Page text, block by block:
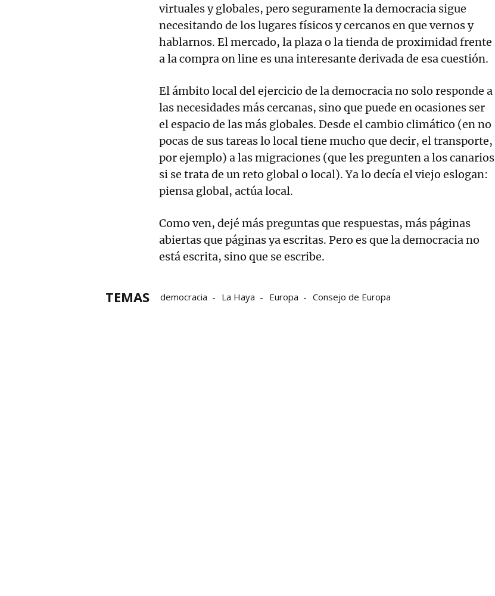
virtuales y globales, pero seguramente la democracia sigue
necesitando de los lugares físicos y cercanos en que vernos y
hablarnos. El mercado, la plaza o la tienda de proximidad frente
a la compra on line es una interesante derivada de esa cuestión.
El ámbito local del ejercicio de la democracia no solo responde a
las necesidades más cercanas, sino que puede en ocasiones ser
el espacio de las más globales. Desde el cambio climático (en no
pocas de sus tareas lo local tiene mucho que decir, el transporte,
por ejemplo) a las migraciones (que les pregunten a los canarios
si se trata de un reto global o local). Ya lo decía el viejo eslogan:
piensa global, actúa local.
Como ven, dejé más preguntas que respuestas, más páginas
abiertas que páginas ya escritas. Pero es que la democracia no
está escrita, sino que se escribe.
TEMAS democracia La Haya Europa Consejo de Europa